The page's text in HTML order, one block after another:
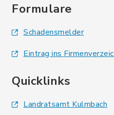
Formulare
Schadensmelder
Eintrag ins
Quicklinks
Landratsamt Kulmbach